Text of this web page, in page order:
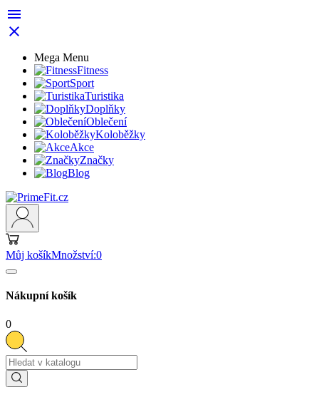


Mega Menu
Fitness
Sport
Turistika
Doplňky
Oblečení
Koloběžky
Akce
Značky
Blog
Můj košíkMnožství:0
Nákupní košík
0